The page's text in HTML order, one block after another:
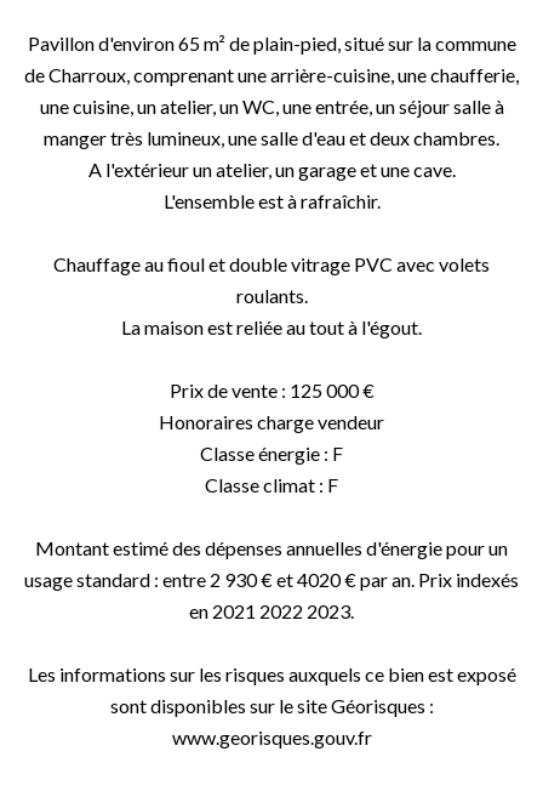
Pavillon d'environ 65 m² de plain-pied, situé sur la commune
de Charroux, comprenant une arrière-cuisine, une chaufferie,
une cuisine, un atelier, un WC, une entrée, un séjour salle à
manger très lumineux, une salle d'eau et deux chambres.
A l'extérieur un atelier, un garage et une cave.
L'ensemble est à rafraîchir.
Chauffage au fioul et double vitrage PVC avec volets
roulants.
La maison est reliée au tout à l'égout.
Prix de vente : 125 000 €
Honoraires charge vendeur
Classe énergie : F
Classe climat : F
Montant estimé des dépenses annuelles d'énergie pour un
usage standard : entre 2 930 € et 4020 € par an. Prix indexés
en 2021 2022 2023.
Les informations sur les risques auxquels ce bien est exposé
sont disponibles sur le site Géorisques :
www.georisques.gouv.fr